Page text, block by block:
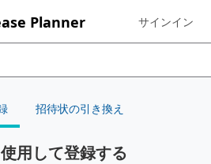
Planner Sign in to
サインイン
招待状の引き換え
用して登録する